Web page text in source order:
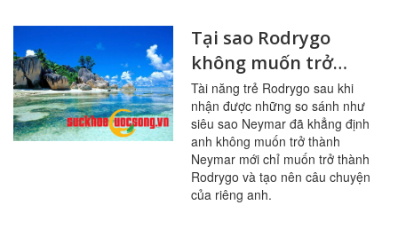
Tại sao Rodrygo
không muốn trở
thành Neymar mới?
Tài năng trẻ Rodrygo sau khi
nhận được những so sánh như
siêu sao Neymar đã khẳng định
anh không muốn trở thành
Neymar mới chỉ muốn trở thành
Rodrygo và tạo nên câu chuyện
của riêng anh.